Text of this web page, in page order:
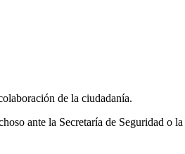
de la ciudadanía.
ante la Secretaría de Seguridad o la